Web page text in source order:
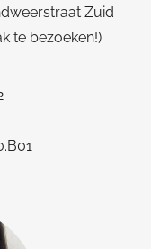
Zuid
te bezoeken!)